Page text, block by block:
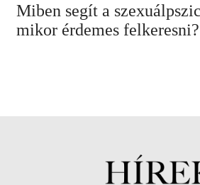
Miben segít a
mikor érdemes felkeresni?